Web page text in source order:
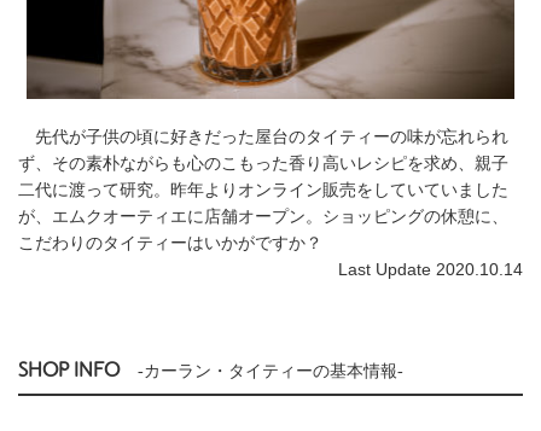
先代が子供の頃に好きだった屋台のタイティーの味が忘れられ
ず、その素朴ながらも心のこもった香り高いレシピを求め、親子
二代に渡って研究。昨年よりオンライン販売をしていていました
が、エムクオーティエに店舗オープン。ショッピングの休憩に、
こだわりのタイティーはいかがですか？
Last Update 2020.10.14
SHOP INFO -カーラン・タイティーの基本情報-